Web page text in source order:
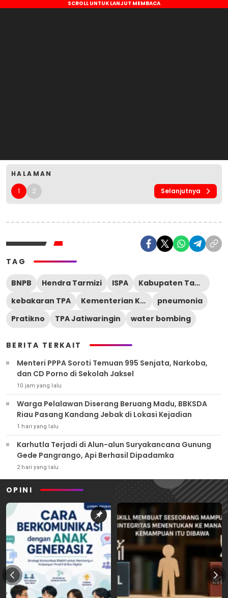
HALAMAN
1 2 Selanjutnya
TAG
BNPB Hendra Tarmizi ISPA
Kabupaten Tangerang
kebakaran TPA
Kementerian Kesehatan
pneumonia
Pratikno
TPA Jatiwaringin water bombing
BERITA TERKAIT
Menteri PPPA Soroti Temuan 995 Senjata, Narkoba,
dan CD Porno di Sekolah Jaksel
10 jam yang lalu
Warga Pelalawan Diserang Beruang Madu, BBKSDA
Riau Pasang Kandang Jebak di Lokasi Kejadian
1 hari yang lalu
Karhutla Terjadi di Alun-alun Suryakancana Gunung
Gede Pangrango, Api Berhasil Dipadamka
2 hari yang lalu
OPINI